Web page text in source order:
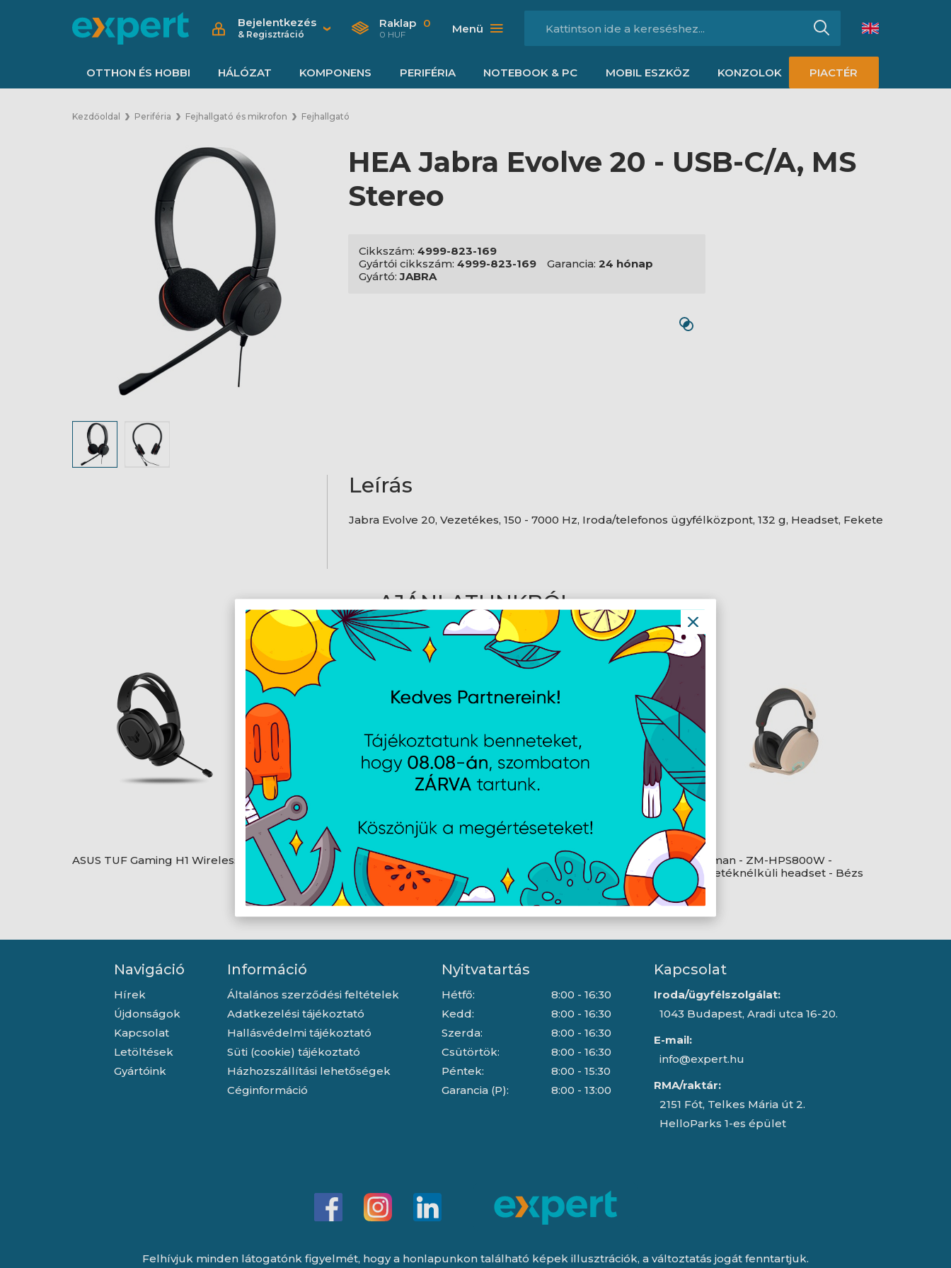
Bejelentkezés
& Regisztráció
Raklap 0
0 HUF Menü
OTTHON ÉS HOBBI HÁLÓZAT KOMPONENS PERIFÉRIA NOTEBOOK & PC MOBIL ESZKÖZ KONZOLOK PIACTÉR
Kezdőoldal Periféria Fejhallgató és mikrofon Fejhallgató
HEA Jabra Evolve 20 - USB-C/A, MS
Stereo
Cikkszám: 4999-823-169
Gyártói cikkszám: 4999-823-169 Garancia: 24 hónap
Gyártó:JABRA
Leírás
Jabra Evolve 20, Vezetékes, 150 - 7000 Hz, Iroda/telefonos ügyfélközpont, 132 g, Headset, Fekete
AJÁNLATUNKBÓL
ASUS TUF Gaming H1 Wireless
ASUS TUF GAMING H3 - Gun
metal
Logitech H390 Headset - Fekete
Zalman - ZM-HPS800W -
Vezetéknélküli headset - Bézs
Navigáció
Hírek
Újdonságok
Kapcsolat
Letöltések
Gyártóink
Információ
Általános szerződési feltételek
Adatkezelési tájékoztató
Hallásvédelmi tájékoztató
Süti (cookie) tájékoztató
Házhozszállítási lehetőségek
Céginformáció
Nyitvatartás
Hétfő:
Kedd:
Szerda:
Csütörtök:
Péntek:
Garancia (P):
8:00 - 16:30
8:00 - 16:30
8:00 - 16:30
8:00 - 16:30
8:00 - 15:30
8:00 - 13:00
Kapcsolat
Iroda/ügyfélszolgálat:
1043 Budapest, Aradi utca 16-20.
E-mail:
info@expert.hu
RMA/raktár:
2151 Fót, Telkes Mária út 2.
HelloParks 1-es épület
Felhívjuk minden látogatónk figyelmét, hogy a honlapunkon található képek illusztrációk, a változtatás jogát fenntartjuk.